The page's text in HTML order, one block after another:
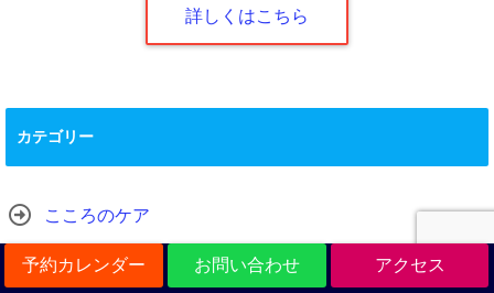
予約カレンダー お問い合わせ アクセス
詳しくはこちら
カテゴリー
こころのケア